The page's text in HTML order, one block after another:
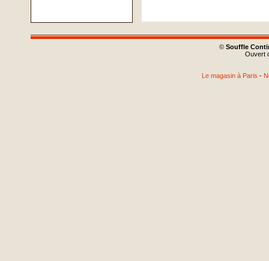
© Souffle
Ouvert
Le magasin à Paris -